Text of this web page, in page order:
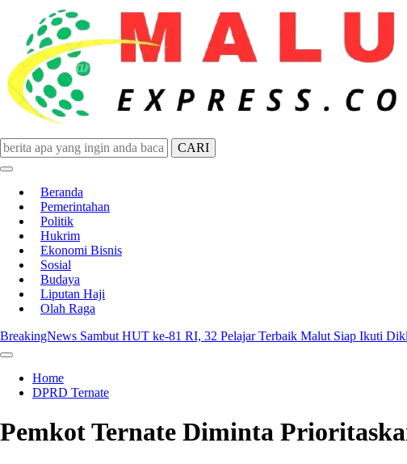
Malut Express
Berita Lebih Cepat
CARI
Beranda
Pemerintahan
Politik
Hukrim
Ekonomi Bisnis
Sosial
Budaya
Liputan Haji
Olah Raga
BreakingNews Sambut HUT ke-81 RI, 32 Pelajar Terbaik Malut Siap Ikuti
Home
DPRD Ternate
Pemkot Ternate Diminta